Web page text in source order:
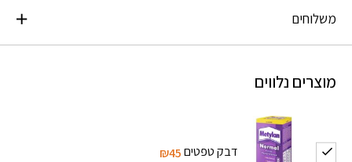
משלוחים
מוצרים נלווים
דבק טפטים₪45